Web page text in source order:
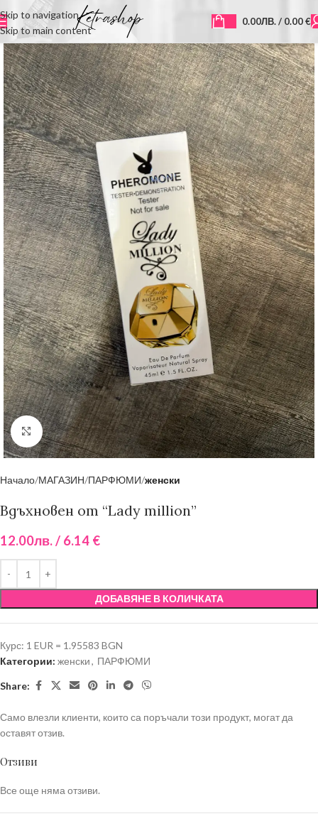
Skip to navigation
Skip to main content
0.00ЛВ./ 0.00 €
Click to enlarge
Начало МАГАЗИН ПАРФЮМИ женски
Вдъхновен от “Lady million”
12.00лв./ 6.14 €
ДОБАВЯНЕ В КОЛИЧКАТА
Курс: 1 EUR = 1.95583 BGN
Категории: женски, ПАРФЮМИ
Share:
Отзиви
Все още няма отзиви.
Само влезли клиенти, които са поръчали този продукт, могат да
оставят отзив.